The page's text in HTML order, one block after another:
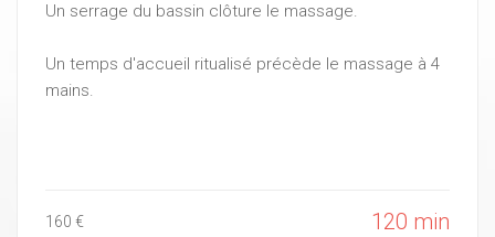
Un serrage du bassin clôture le massage.
Un temps d'accueil ritualisé précède le massage à 4
mains.
160 € 120 min